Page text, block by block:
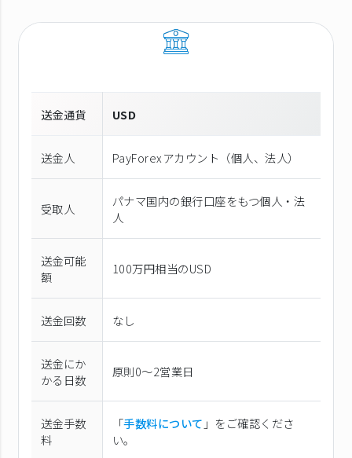
送金通貨 USD
送金人 PayForexアカウント（個⼈、法⼈）
受取人
パナマ国内の銀行口座をもつ個人・法
人
送金可能
額
100万円相当のUSD
送金回数 なし
送金にか
かる日数
原則0〜2営業日
送金手数
料
「手数料について 」をご確認くださ
い。